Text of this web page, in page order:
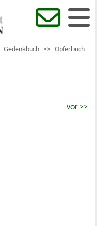
Gedenkbuch >> Opferbuch
vor >>